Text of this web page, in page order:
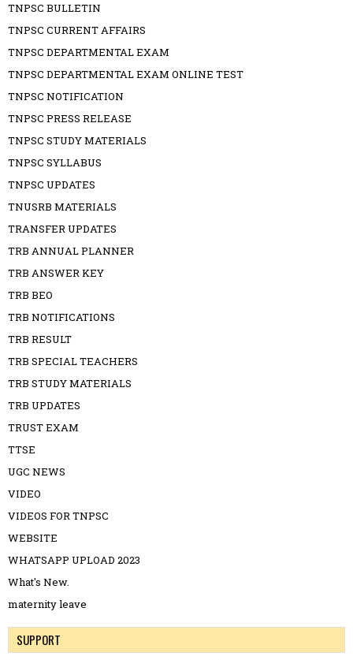
TNPSC BULLETIN
TNPSC CURRENT AFFAIRS
TNPSC DEPARTMENTAL EXAM
TNPSC DEPARTMENTAL EXAM ONLINE TEST
TNPSC NOTIFICATION
TNPSC PRESS RELEASE
TNPSC STUDY MATERIALS
TNPSC SYLLABUS
TNPSC UPDATES
TNUSRB MATERIALS
TRANSFER UPDATES
TRB ANNUAL PLANNER
TRB ANSWER KEY
TRB BEO
TRB NOTIFICATIONS
TRB RESULT
TRB SPECIAL TEACHERS
TRB STUDY MATERIALS
TRB UPDATES
TRUST EXAM
TTSE
UGC NEWS
VIDEO
VIDEOS FOR TNPSC
WEBSITE
WHATSAPP UPLOAD 2023
What's New.
maternity leave
SUPPORT